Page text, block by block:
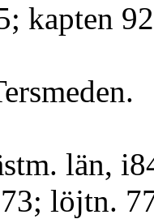
kapten
län,
löjtn.